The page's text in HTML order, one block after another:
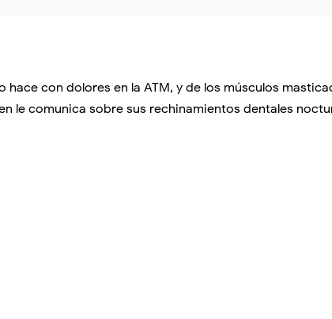
hace con dolores en la ATM, y de los músculos
le comunica sobre sus rechinamientos dentales